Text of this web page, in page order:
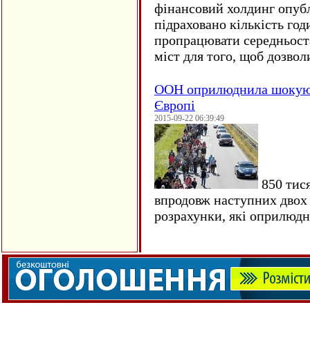
фінансовий холдинг
підраховано кількість
пропрацювати
міст для того, щоб
ООН оприлюднила
Європі
2015-09-22 06:39:49
850
впродовж наступних
розрахунки, які